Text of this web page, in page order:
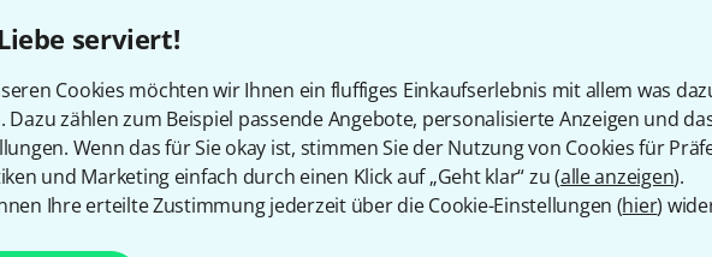
serviert!
Cookies möchten wir Ihnen ein fluffiges Einkaufserlebnis mit allem was
Dazu zählen zum Beispiel passende Angebote, personalisierte Anzeigen und
Wenn das für Sie okay ist, stimmen Sie der Nutzung von Cookies für
und Marketing einfach durch einen Klick auf „Geht klar“ zu (alle anzeigen).
Ihre erteilte Zustimmung jederzeit über die Cookie-Einstellungen (hier)
Teilen Hilfe & Feedback